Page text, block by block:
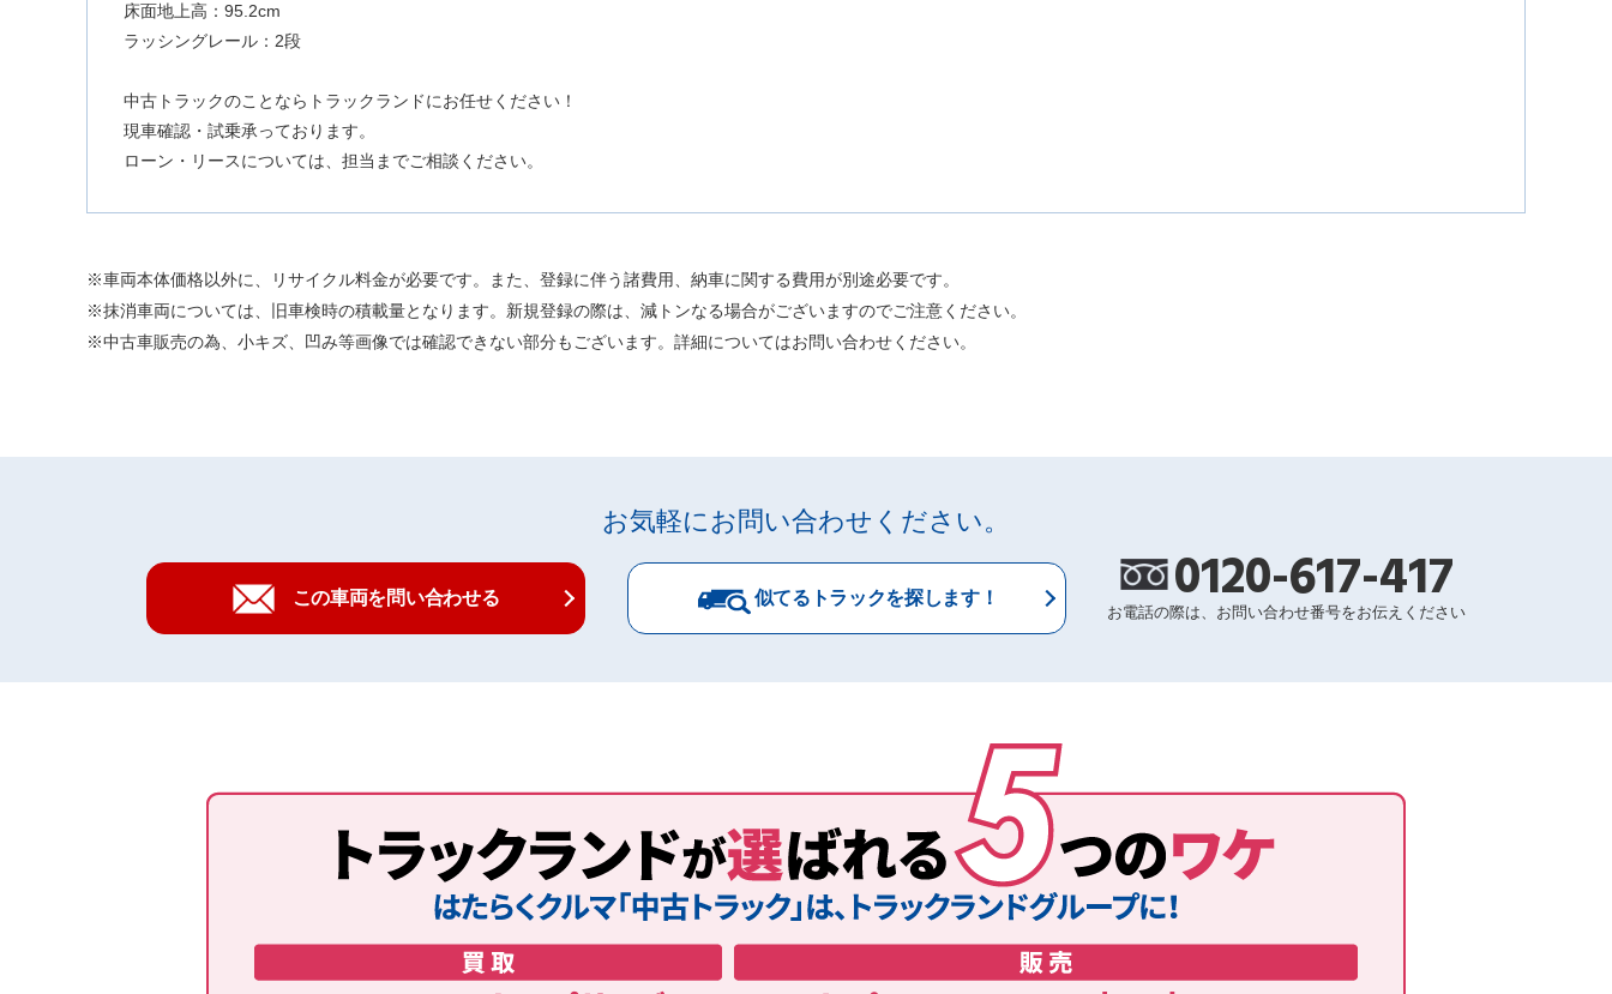
床面地上高：95.2cm
ラッシングレール：2段
中古トラックのことならトラックランドにお任せください！
現車確認・試乗承っております。
ローン・リースについては、担当までご相談ください。
車両本体価格以外に、リサイクル料金が必要です。また、登録に伴う諸費用、納車に関する費用が別途必要です。
抹消車両については、旧車検時の積載量となります。新規登録の際は、減トンなる場合がございますのでご注意ください。
中古車販売の為、小キズ、凹み等画像では確認できない部分もございます。詳細についてはお問い合わせください。
お気軽にお問い合わせください。
この車両を問い合わせる 似てるトラックを探します！ 0120-617-417
お電話の際は、お問い合わせ番号をお伝えください